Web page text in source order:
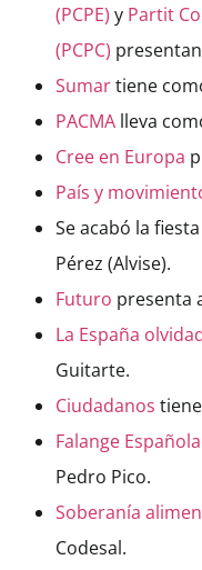
(PCPE) y Partit
(PCPC)
Sumartiene
PACMA lleva
Cree en Europa
País y
Se acabó la fiesta
Pérez (Alvise).
Futuro presenta
La España
Guitarte.
Ciudadanos
Falange
Pedro Pico.
Soberanía
Codesal.